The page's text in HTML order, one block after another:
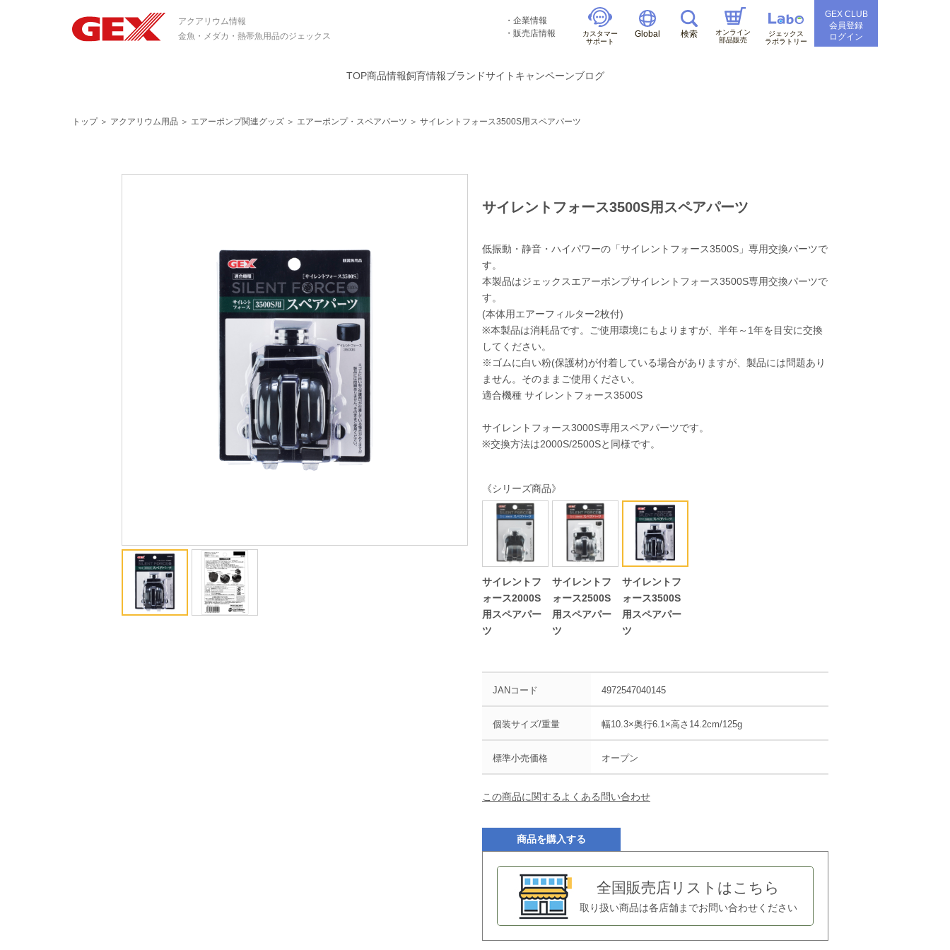
アクアリウム情報
金魚・メダカ・熱帯魚用品のジェックス
カスタマー
サポート
Global 検索
オンライン
部品販売
ジェックス
ラボラトリー
TOP商品情報飼育情報ブランドサイト キャンペーンブログ
企業情報
販売店情報
GEX CLUB
会員登録
ログイン
トップ＞ アクアリウム用品 ＞ エアーポンプ関連グッズ ＞ エアーポンプ・スペアパーツ ＞ サイレントフォース3500S用スペアパーツ
サイレントフォース3500S用スペアパーツ
低振動・静音・ハイパワーの「サイレントフォース3500S」専用交換パーツで
す。
本製品はジェックスエアーポンプサイレントフォース3500S専用交換パーツで
す。
(本体用エアーフィルター2枚付)
※本製品は消耗品です。ご使用環境にもよりますが、半年～1年を目安に交換
してください。
※ゴムに白い粉(保護材)が付着している場合がありますが、製品には問題あり
ません。そのままご使用ください。
適合機種 サイレントフォース3500S
サイレントフォース3000S専用スペアパーツです。
※交換方法は2000S/2500Sと同様です。
《シリーズ商品》
サイレントフ
ォース2000S
用スペアパー
ツ
サイレントフ
ォース2500S
用スペアパー
ツ
サイレントフ
ォース3500S
用スペアパー
ツ
JANコード 4972547040145
個装サイズ/重量 幅10.3×奥行6.1×高さ14.2cm/125g
標準小売価格 オープン
この商品に関するよくある問い合わせ
商品を購入する
全国販売店リストはこちら
取り扱い商品は各店舗までお問い合わせください